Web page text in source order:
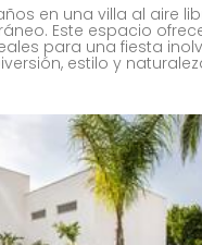
en una villa al aire
Este espacio
para una fiesta
estilo y